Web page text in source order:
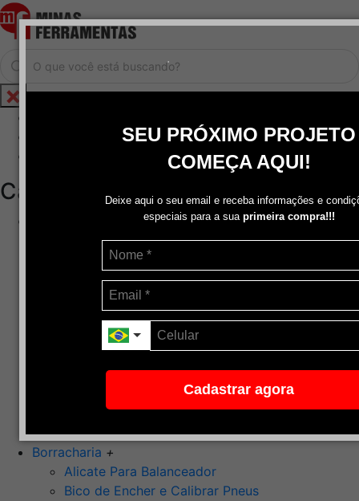
.
SEU PRÓXIMO PROJETO
COMEÇA AQUI!
Deixe aqui o seu email e receba informações e
especiais para a sua primeira compra!!!
Cadastrar agora
Cadastrar / Logar
Central de Atendimento
Categorias
Disco de Corte
Disco de Corte e Desbaste-Dupla Aplicação
Disco de Desbaste
Escovas de Aço
Escovas de Latão
Pasta Para Assentar Válvula
Pedra de Afiar
Ponta Montada (Oxido de Alumínio)
Rebolos
Borracharia +
Alicate Para Balanceador
Bico de Encher e Calibrar Pneus